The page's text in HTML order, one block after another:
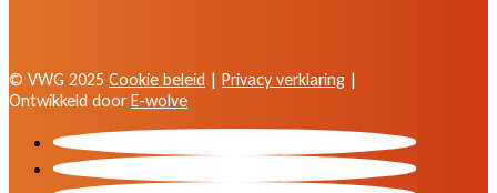
© VWG 2025 Cookie beleid | Privacy verklaring |
Ontwikkeld door E-wolve